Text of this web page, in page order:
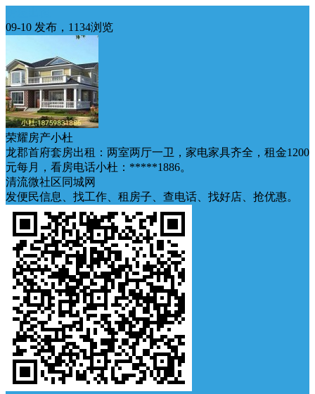
09-10 发布，1134浏览
荣耀房产小杜
龙郡首府套房出租：两室两厅一卫，家电家具齐全，租金1200
元每月，看房电话小杜：*****1886。
清流微社区同城网
发便民信息、找工作、租房子、查电话、找好店、抢优惠。